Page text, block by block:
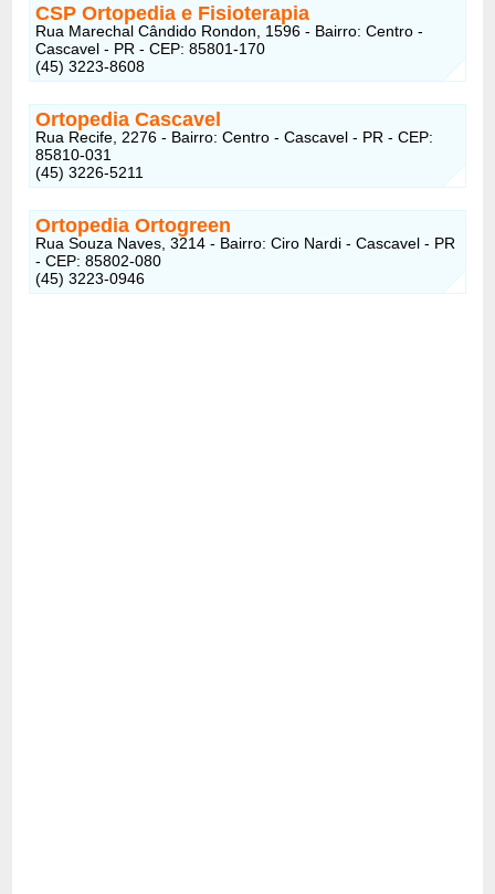
CSP Ortopedia e Fisioterapia
Rua Marechal Cândido Rondon, 1596 - Bairro: Centro -
Cascavel - PR - CEP: 85801-170
(45) 3223-8608
Ortopedia Cascavel
Rua Recife, 2276 - Bairro: Centro - Cascavel - PR - CEP:
85810-031
(45) 3226-5211
Ortopedia Ortogreen
Rua Souza Naves, 3214 - Bairro: Ciro Nardi - Cascavel - PR
- CEP: 85802-080
(45) 3223-0946